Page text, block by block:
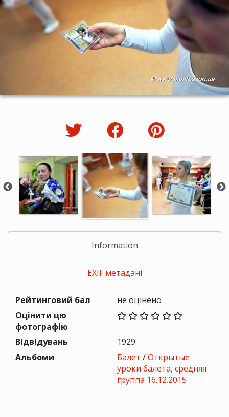
Information
EXIF метадані
Рейтинговий бал
не оцінено
Оцінити цю
фотографію
Відвідувань
1929
Альбоми
Балет /Открытые
уроки балета, средняя
группа 16.12.2015